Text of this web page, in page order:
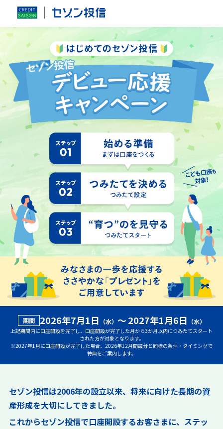
期間 2026年7月1日 （水） ～2027年1月6日 （水）
上記期間内に口座開設を完了し、口座開設が完了した月から3か月以内につみたてスタート
された方が対象となります。
※2027年1月に口座開設が完了した場合、2026年12月開設分と同様の条件・タイミングで
特典をご案内します。
セゾン投信は2006年の設立以来、将来に向けた長期の資
産形成を大切にしてきました。
これからセゾン投信で口座開設するお客さまに、 ステッ